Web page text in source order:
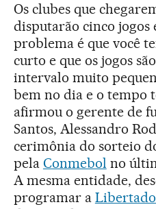
Os clubes que
disputarão cinco jogos
problema é que você
curto e que os jogos
intervalo muito
bem no dia e o tempo
afirmou o gerente de
Santos, Alessandro
cerimônia do sorteio
pela Conmebol no
A mesma entidade,
programar a